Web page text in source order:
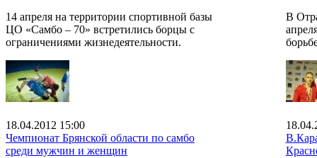
14 апреля на территории спортивной базы
ЦО «Самбо – 70» встретились борцы с
ограничениями жизнедеятельности.
В
18.04.2012 15:00
Чемпионат Брянской области по самбо
среди мужчин и женщин